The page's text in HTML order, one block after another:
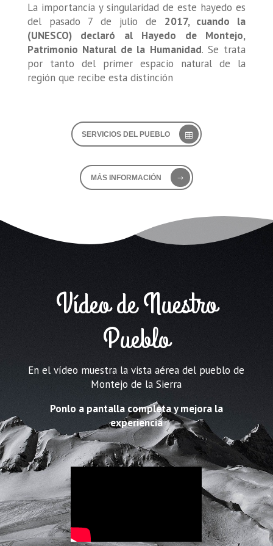
La importancia y singularidad de este hayedo es
del pasado 7 de julio de 2017, cuando la
(UNESCO) declaró al Hayedo de Montejo,
Patrimonio Natural de la Humanidad. Se trata
por tanto del primer espacio natural de la
región que recibe esta distinción
SERVICIOS DEL PUEBLO
MÁS INFORMACIÓN
Vídeo de Nuestro
Pueblo
En el vídeo muestra la vista aérea del pueblo de
Montejo de la Sierra
Ponlo a pantalla completa y mejora la
experiencia